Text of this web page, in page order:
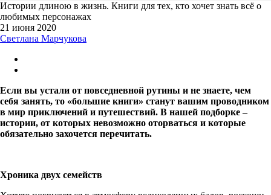
Истории длиною в жизнь. Книги для тех, кто хочет знать всё о
любимых персонажах
21 июня 2020
Светлана Марчукова
Если вы устали от повседневной рутины и не знаете, чем
себя занять, то «большие книги» станут вашим проводником
в мир приключений и путешествий. В нашей подборке –
истории, от которых невозможно оторваться и которые
обязательно захочется перечитать.
Хроника двух семейств